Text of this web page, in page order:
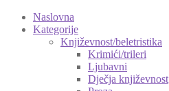
Naslovna
Kategorije
Književnost/beletristika
Krimići/trileri
Ljubavni
Dječja književnost